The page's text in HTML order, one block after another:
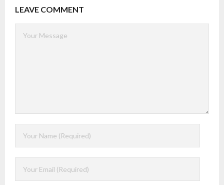
LEAVE COMMENT